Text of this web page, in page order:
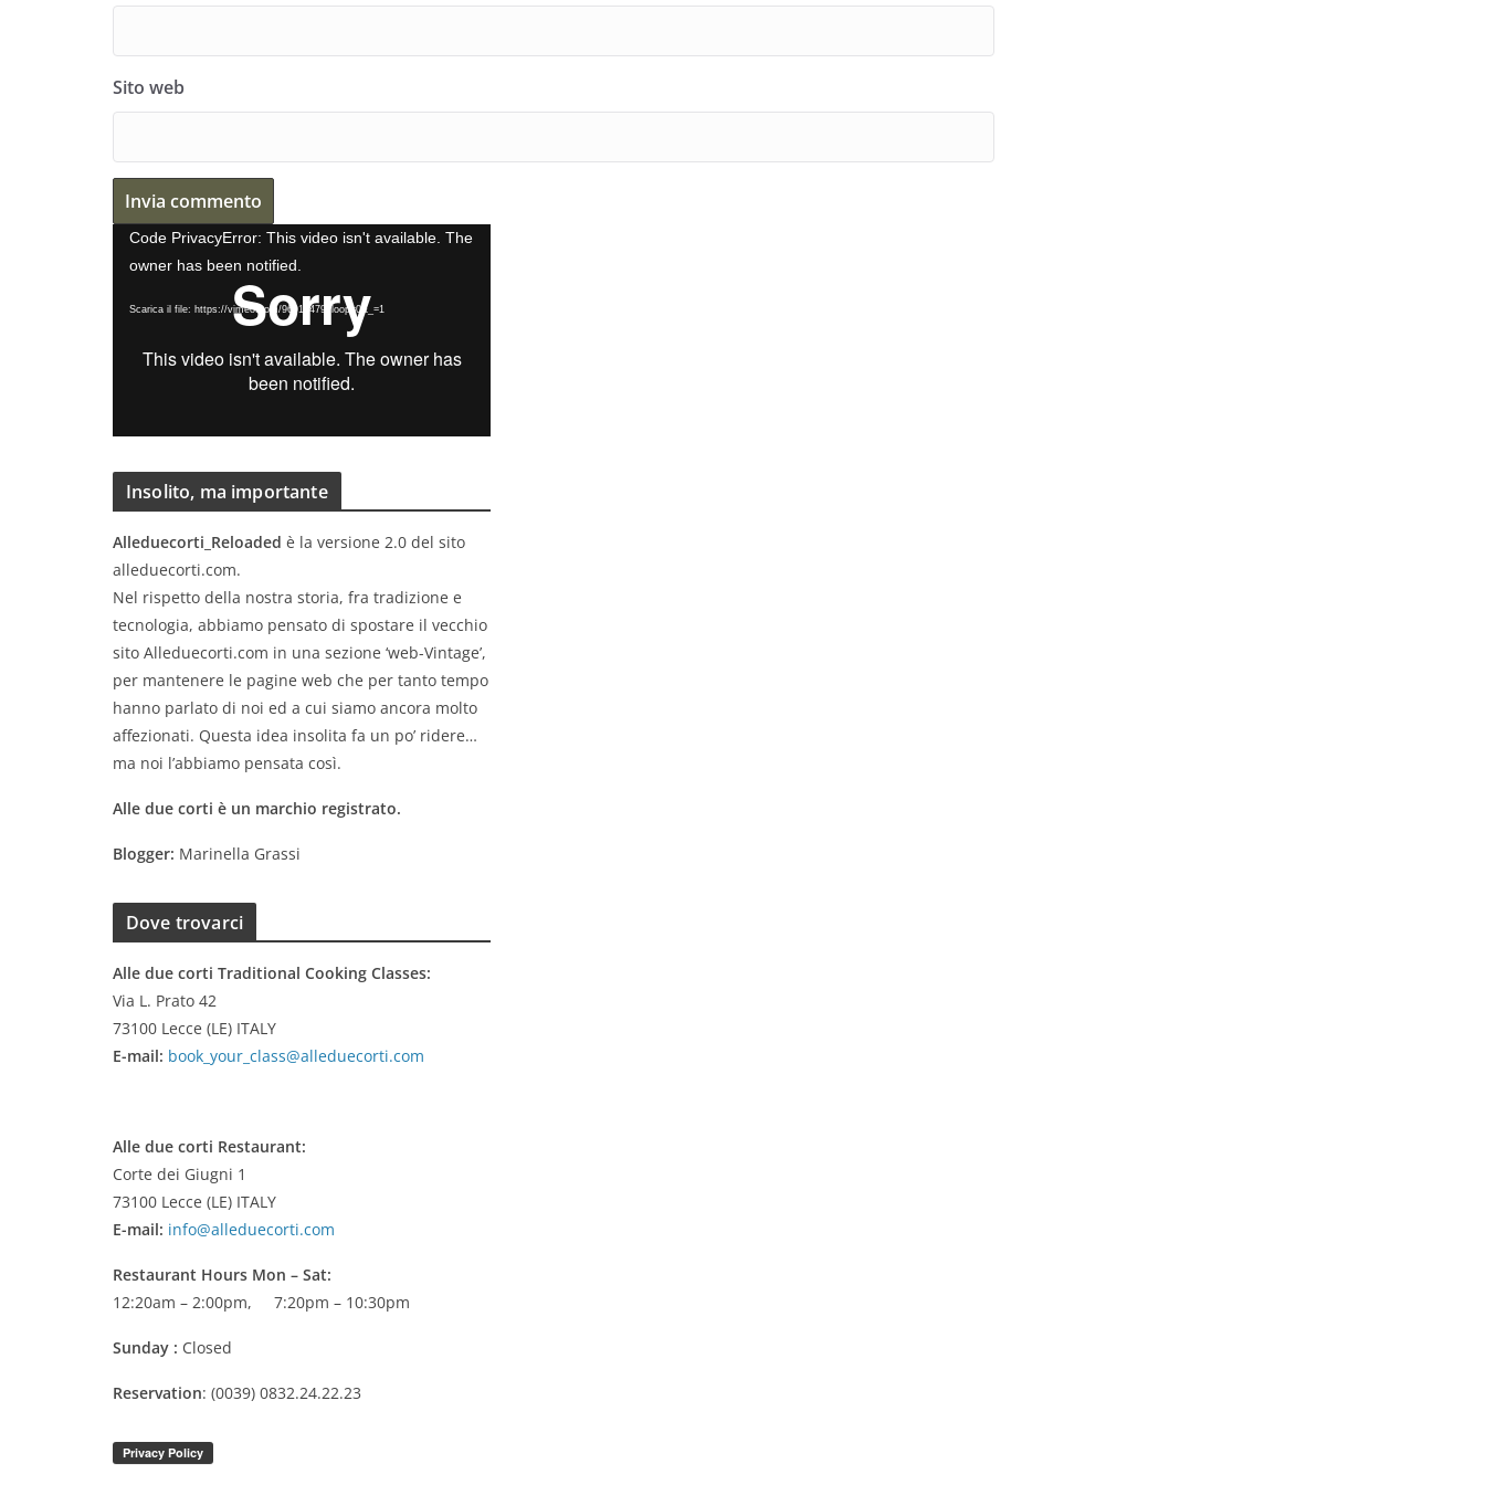
Sito web
r
Code PrivacyError: This video isn't available. The
owner has been notified.
Scarica il file: https://vimeo.com/96913479?loop=0&_=1
Insolito, ma importante
Alleduecorti_Reloaded è la versione 2.0 del sito
alleduecorti.com.
Nel rispetto della nostra storia, fra tradizione e
tecnologia, abbiamo pensato di spostare il vecchio
sito Alleduecorti.com in una sezione ‘web-Vintage’,
per mantenere le pagine web che per tanto tempo
hanno parlato di noi ed a cui siamo ancora molto
affezionati. Questa idea insolita fa un po’ ridere…
ma noi l’abbiamo pensata così.
Alle due corti è un marchio registrato.
Blogger: Marinella Grassi
Dove trovarci
Alle due corti Traditional Cooking Classes:
Via L. Prato 42
73100 Lecce (LE) ITALY
E-mail: book_your_class@alleduecorti.com
Alle due corti Restaurant:
Corte dei Giugni 1
73100 Lecce (LE) ITALY
E-mail: info@alleduecorti.com
Restaurant Hours Mon – Sat:
12:20am – 2:00pm, 7:20pm – 10:30pm
Sunday : Closed
Reservation: (0039) 0832.24.22.23